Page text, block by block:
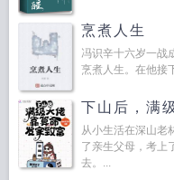
烹煮人生
冯识辛十六岁一战
烹煮人生。在他接
下山后，满
从小生活在深山老
了亲生父母，考上
去。...